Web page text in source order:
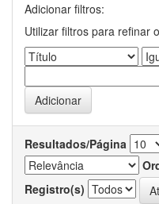
Adicionar filtros:
Utilizar filtros para refinar
Resultados/Página
Registro(s)